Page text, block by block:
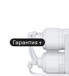
С ключом
Нет
Быстросъем
Гарантия +